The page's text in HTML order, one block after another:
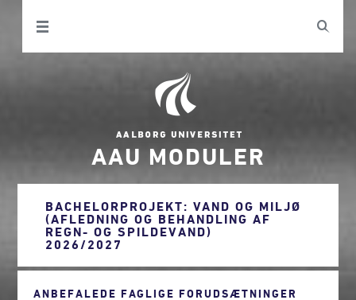
AAU MODULER
BACHELORPROJEKT: VAND OG MILJØ
(AFLEDNING OG BEHANDLING AF
REGN- OG SPILDEVAND)
2026/2027
ANBEFALEDE FAGLIGE FORUDSÆTNINGER